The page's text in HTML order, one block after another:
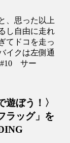
、思った以上
し自由に走れ
てドコを走っ
イクは左側通
#10 サー
ぼう！〉
ラッグ」を